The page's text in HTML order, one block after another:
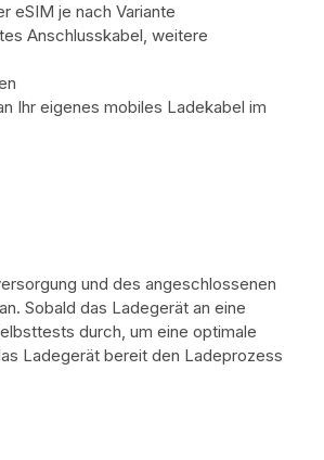
eSIM je nach Variante
Anschlusskabel, weitere
Ihr eigenes mobiles Ladekabel im
und des angeschlossenen
Sobald das Ladegerät an eine
durch, um eine optimale
Ladegerät bereit den Ladeprozess